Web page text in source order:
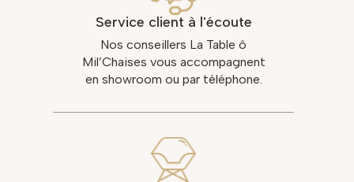
Service client à l'écoute
Nos conseillers La Table ô
Mil’Chaises vous accompagnent
en showroom ou par téléphone.